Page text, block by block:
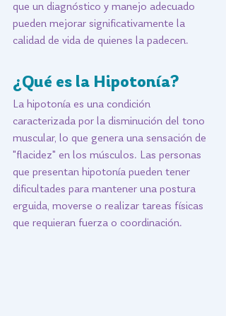
que un diagnóstico y manejo adecuado
pueden mejorar significativamente la
calidad de vida de quienes la padecen.
¿Qué es la Hipotonía?
La hipotonía es una condición
caracterizada por la disminución del tono
muscular, lo que genera una sensación de
"flacidez" en los músculos. Las personas
que presentan hipotonía pueden tener
dificultades para mantener una postura
erguida, moverse o realizar tareas físicas
que requieran fuerza o coordinación.